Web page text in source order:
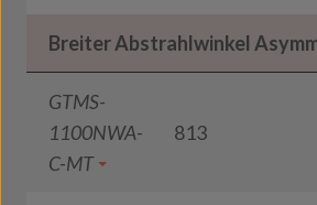
Breiter Abstrahlwinkel
GTMS-
1100NWA-
C-MT
813